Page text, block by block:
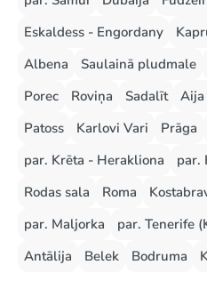
Eskaldess - Engordany
Albena
Saulainā pludmale
Porec
Roviņa Sadalīt Aija
Patoss
Karlovi Vari Prāga
par. Krēta - Herakliona
par.
Rodas sala
Roma
par. Maljorka
par. Tenerife
Antālija
Belek Bodruma